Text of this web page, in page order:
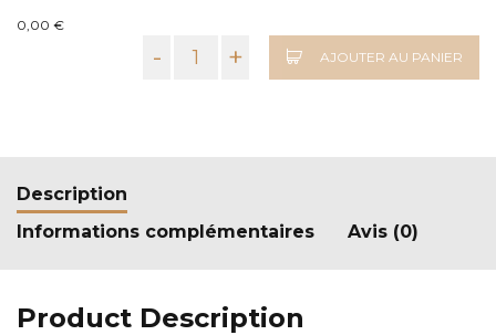
0,00 €
- + AJOUTER AU PANIER
Description
Informations complémentaires
Avis (0)
Product Description